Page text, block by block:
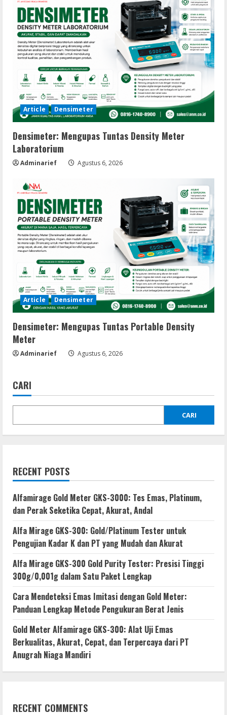
Article Densimeter
Densimeter: Mengupas Tuntas Density Meter
Laboratorium
Adminarief Agustus 6, 2026
Article Densimeter
Densimeter: Mengupas Tuntas Portable Density
Meter
Adminarief Agustus 6, 2026
CARI
CARI
RECENT POSTS
Alfamirage Gold Meter GKS-3000: Tes Emas, Platinum,
dan Perak Seketika Cepat, Akurat, Andal
Alfa Mirage GKS-300: Gold/Platinum Tester untuk
Pengujian Kadar K dan PT yang Mudah dan Akurat
Alfa Mirage GKS-300 Gold Purity Tester: Presisi Tinggi
300g/0,001g dalam Satu Paket Lengkap
Cara Mendeteksi Emas Imitasi dengan Gold Meter:
Panduan Lengkap Metode Pengukuran Berat Jenis
Gold Meter Alfamirage GKS-300: Alat Uji Emas
Berkualitas, Akurat, Cepat, dan Terpercaya dari PT
Anugrah Niaga Mandiri
RECENT COMMENTS